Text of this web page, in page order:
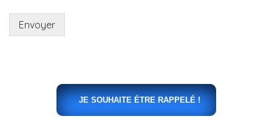
Envoyer
JE SOUHAITE ÉTRE RAPPELÉ !